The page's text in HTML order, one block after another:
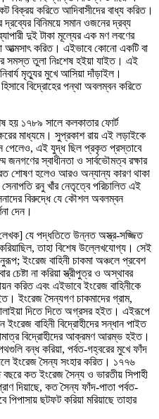
বিক্রয় করিতে আদিবাসীদের বাধ্য করিত।
বিনিময়ে সমান ওজনের দ্রব্য
দুই টাকা মূল্যের এক মণ লবণের
আত্মসাৎ করিত। এইভাবে কোনো একটি বা
সমস্ত তুলা নিঃশেষ হইয়া যাইত। এই
মৃত্যুর মুখে আসিয়া দাঁড়াইল।
বিদ্রোহের পন্থা অবলম্বন করিতে
হয় ১৭৮৯ সালে কলকাতার ফোর্ট
মাধ্যমে। সুপ্রকাশ রায় এই লড়াইকে
পেলেও, এই যুদ্ধ ছিল প্রকৃত প্রস্তাবে
জনগণের স্বাধীনতা ও সার্বভৌমত্ব রক্ষার
শোষণ হলেও আরও অন্যান্য কারণ থাকা
রনু খাঁর নেতৃত্বে পরিচালিত এই
বিরুদ্ধে যে কৌশল অবলম্বন
দেন।
লেখক] যে পদ্ধতিতে উন্নত অস্ত্র-সজ্জিত
তাহা বিশেষ উল্লেখযোগ্য। সেই
ইংরেজ বাহিনী চাকমা অঞ্চলে প্রবেশ
চেষ্টা না করিয়া স্ত্রীপুত্র ও অস্থাবর
করিত এবং এইভাবে ইংরেজ বাহিনীকে
ইংরেজ সৈন্যগণ চাকমাদের গ্রাম,
দিতে দিতে অগ্রসর হইত। এইরূপে
বাহিনী বিদ্রোহীদের সন্ধান পাইত
বিদ্রোহীদের আক্রমণ আরম্ভ হইত।
বন্ধ করিয়া, পর্বত-গহ্বরের মুখে ফাঁদ
ইংরেজ সৈন্য সংহার করিত। ১৭৭৬
বছরে কত ইংরেজ সৈন্য ও ভারতীয় সিপাহী
দিয়াছে, কত সৈন্য ফাঁদ-পাতা পর্বত-
ছটফট করিয়া মরিয়াছে তাহার